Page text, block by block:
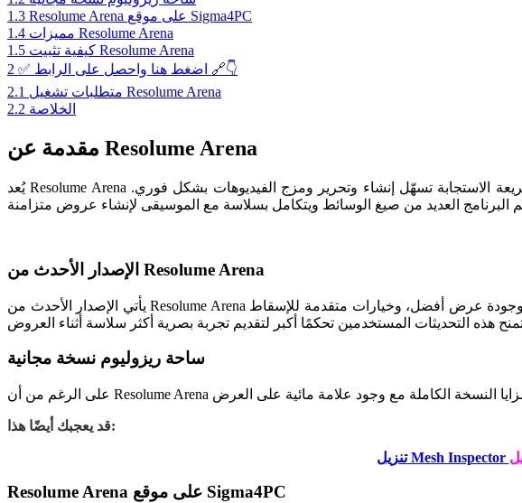
1.3
Resolume Arena على موقع Sigma4PC
1.4
مميزات Resolume Arena
1.5
كيفية تثبيت Resolume Arena
2
✅ اضغط هنا واحصل على الرابط 🔗👇
2.1
متطلبات تشغيل Resolume Arena
2.2 الخلاصة
مقدمة عن Resolume Arena
يُعد Resolume Arena يجمع بين سهولة الاستخدام والمزايا المتقدمة، مما يجعله مناسبًا للمبتدئين والمحترفين على حد سواء. يتميز بواجهة سريعة الاستجابة تسهّل إنشاء وتحرير ومزج الفيديوهات بشكل فوري.
الإصدار الأحدث من Resolume Arena
يأتي الإصدار الأحدث من Resolume Arena بتحسينات كبيرة في الأداء وأدوات إبداعية جديدة مع استقرار أكبر للعروض الحية. يتضمن تحسينات في إدارة الوسائط، وجودة عرض أفضل، وخيارات متقدمة للإسقاط
ساحة ريزوليوم نسخة مجانية
قد يعجبك أيضًا هذا:
Resolume Arena على موقع Sigma4PC